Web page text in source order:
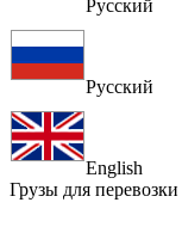
Русский
Русский
English
Грузы для перевозки